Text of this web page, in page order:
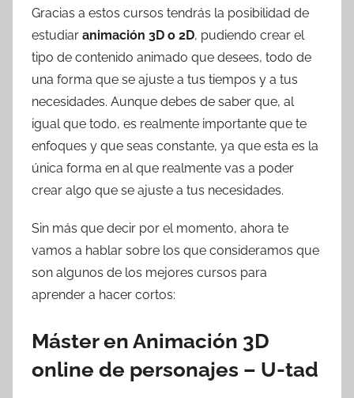
Gracias a estos cursos tendrás la posibilidad de
estudiar animación 3D o 2D, pudiendo crear el
tipo de contenido animado que desees, todo de
una forma que se ajuste a tus tiempos y a tus
necesidades. Aunque debes de saber que, al
igual que todo, es realmente importante que te
enfoques y que seas constante, ya que esta es la
única forma en al que realmente vas a poder
crear algo que se ajuste a tus necesidades.
Sin más que decir por el momento, ahora te
vamos a hablar sobre los que consideramos que
son algunos de los mejores cursos para
aprender a hacer cortos:
Máster en Animación 3D
online de personajes – U-tad